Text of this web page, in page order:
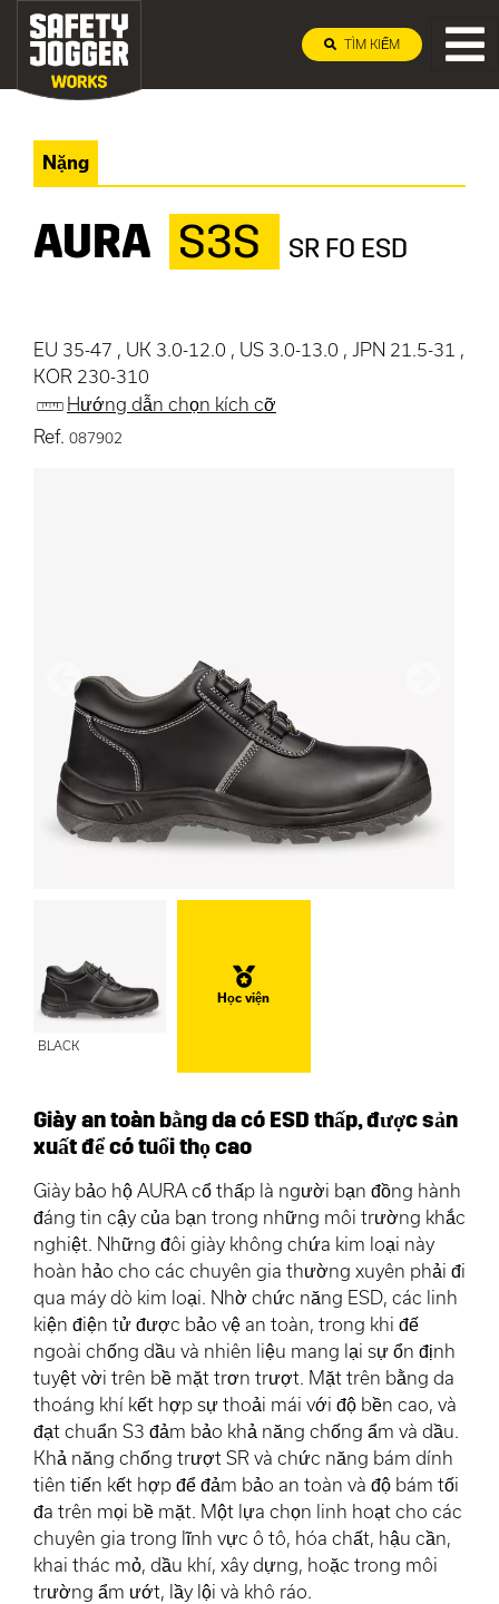
TÌM KIẾM
Nặng
AURA S3S SR FO ESD
EU 35-47 , UK 3.0-12.0 , US 3.0-13.0 , JPN 21.5-31 ,
KOR 230-310
Hướng dẫn chọn kích cỡ
Ref. 087902
Trước
BLACK
Học viện
Giày an toàn bằng da có ESD thấp, được sản
xuất để có tuổi thọ cao
Giày bảo hộ AURA cổ thấp là người bạn đồng hành
đáng tin cậy của bạn trong những môi trường khắc
nghiệt. Những đôi giày không chứa kim loại này
hoàn hảo cho các chuyên gia thường xuyên phải đi
qua máy dò kim loại. Nhờ chức năng ESD, các linh
kiện điện tử được bảo vệ an toàn, trong khi đế
ngoài chống dầu và nhiên liệu mang lại sự ổn định
tuyệt vời trên bề mặt trơn trượt. Mặt trên bằng da
thoáng khí kết hợp sự thoải mái với độ bền cao, và
đạt chuẩn S3 đảm bảo khả năng chống ẩm và dầu.
Khả năng chống trượt SR và chức năng bám dính
tiên tiến kết hợp để đảm bảo an toàn và độ bám tối
đa trên mọi bề mặt. Một lựa chọn linh hoạt cho các
chuyên gia trong lĩnh vực ô tô, hóa chất, hậu cần,
khai thác mỏ, dầu khí, xây dựng, hoặc trong môi
trường ẩm ướt, lầy lội và khô ráo.